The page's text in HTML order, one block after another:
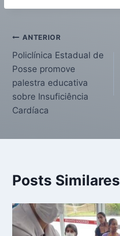
ANTERIOR
Policlínica Estadual de
Posse promove
palestra educativa
sobre Insuficiência
Cardíaca
Posts Similares